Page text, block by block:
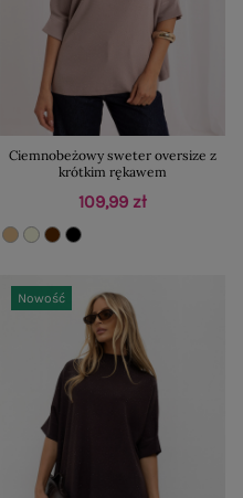
Ciemnobeżowy sweter oversize z
krótkim rękawem
109,99 zł
Nowość